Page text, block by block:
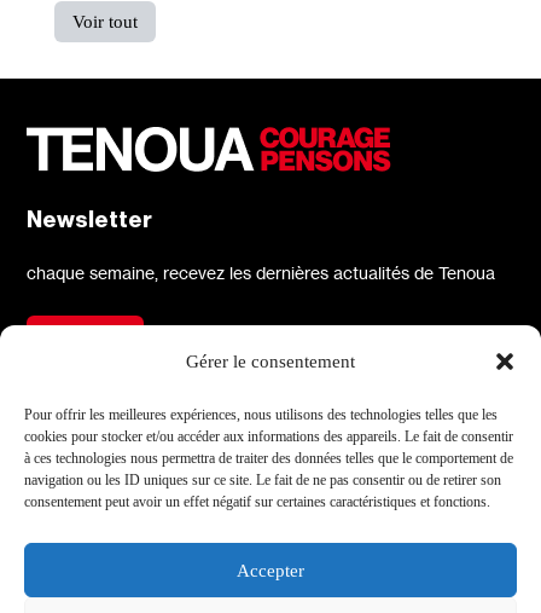
Gérer le consentement
Pour offrir les meilleures expériences, nous utilisons des technologies telles que les
cookies pour stocker et/ou accéder aux informations des appareils. Le fait de consentir
à ces technologies nous permettra de traiter des données telles que le comportement de
navigation ou les ID uniques sur ce site. Le fait de ne pas consentir ou de retirer son
consentement peut avoir un effet négatif sur certaines caractéristiques et fonctions.
Accepter
Voir tout
Newsletter
chaque semaine, recevez les dernières actualités de Tenoua
À propos
Qui sommes-nous
L'équipe
Archives
Réseaux sociaux
Facebook
Youtube